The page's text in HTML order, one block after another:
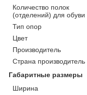
Количество полок
(отделений) для обуви
Тип опор
Цвет
Производитель
Страна производитель
Габаритные размеры
Ширина